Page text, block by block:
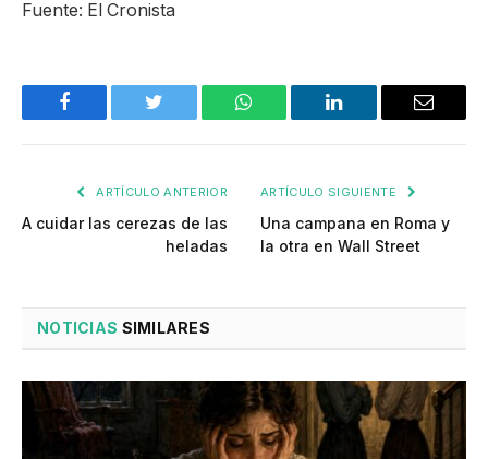
Fuente: El Cronista
Facebook Twitter WhatsApp LinkedIn Email
ARTÍCULO ANTERIOR
A cuidar las cerezas de las
heladas
ARTÍCULO SIGUIENTE
Una campana en Roma y
la otra en Wall Street
NOTICIAS SIMILARES